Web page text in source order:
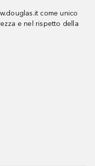
come unico
e nel rispetto della